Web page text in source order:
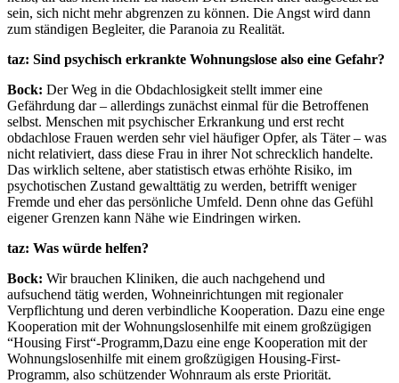
sein, sich nicht mehr abgrenzen zu können. Die Angst wird dann
zum ständigen Begleiter, die Paranoia zu Realität.
taz: Sind psychisch erkrankte Wohnungslose also eine Gefahr?
Bock: Der Weg in die Obdachlosigkeit stellt immer eine
Gefährdung dar – allerdings zunächst einmal für die Betroffenen
selbst. Menschen mit psychischer Erkrankung und erst recht
obdachlose Frauen werden sehr viel häufiger Opfer, als Täter – was
nicht relativiert, dass diese Frau in ihrer Not schrecklich handelte.
Das wirklich seltene, aber statistisch etwas erhöhte Risiko, im
psychotischen Zustand gewalttätig zu werden, betrifft weniger
Fremde und eher das persönliche Umfeld. Denn ohne das Gefühl
eigener Grenzen kann Nähe wie Eindringen wirken.
taz: Was würde helfen?
Bock: Wir brauchen Kliniken, die auch nachgehend und
aufsuchend tätig werden, Wohneinrichtungen mit regionaler
Verpflichtung und deren verbindliche Kooperation. Dazu eine enge
Kooperation mit derWohnungslosenhilfe mit einem großzügigen
“Housing First“-Programm,Dazu eine enge Kooperation mit der
Wohnungslosenhilfe mit einem großzügigen Housing-First-
Programm, also schützender Wohnraum als erste Priorität.